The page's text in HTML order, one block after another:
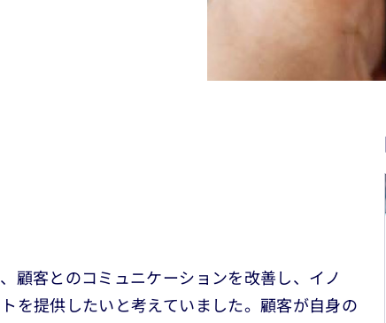
顧客とのコミュニケーションを改善し、イノ
を提供したいと考えていました。顧客が自身の